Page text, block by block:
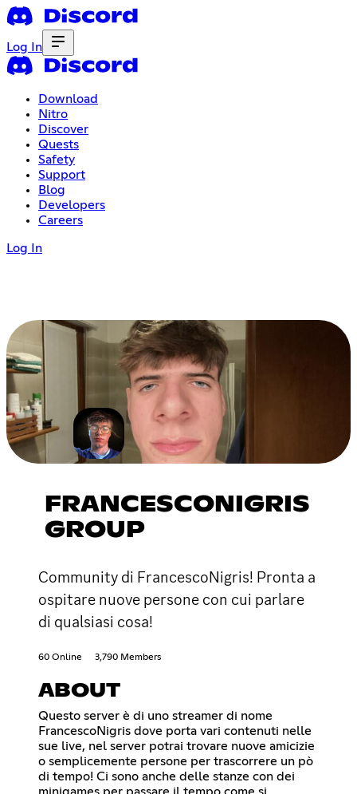
Log In
Download
Nitro
Discover
Quests
Safety
Support
Blog
Developers
Careers
Log In
FRANCESCONIGRIS
GROUP
Community di FrancescoNigris! Pronta a
ospitare nuove persone con cui parlare
di qualsiasi cosa!
60 Online 3,790 Members
ABOUT
Questo server è di uno streamer di nome
FrancescoNigris dove porta vari contenuti nelle
sue live, nel server potrai trovare nuove amicizie
o semplicemente persone per trascorrere un pò
di tempo! Ci sono anche delle stanze con dei
minigames per passare il tempo come si